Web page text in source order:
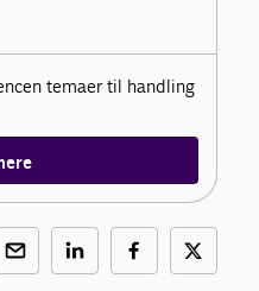
temaer til handling